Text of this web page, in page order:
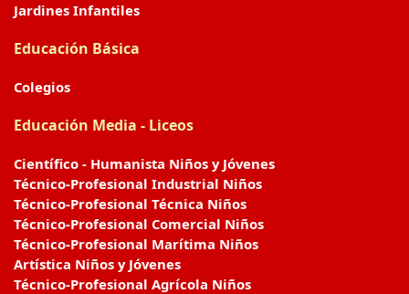
Jardines Infantiles
Educación Básica
Colegios
Educación Media - Liceos
Científico - Humanista Niños y Jóvenes
Técnico-Profesional Industrial Niños
Técnico-Profesional Técnica Niños
Técnico-Profesional Comercial Niños
Técnico-Profesional Marítima Niños
Artística Niños y Jóvenes
Técnico-Profesional Agrícola Niños